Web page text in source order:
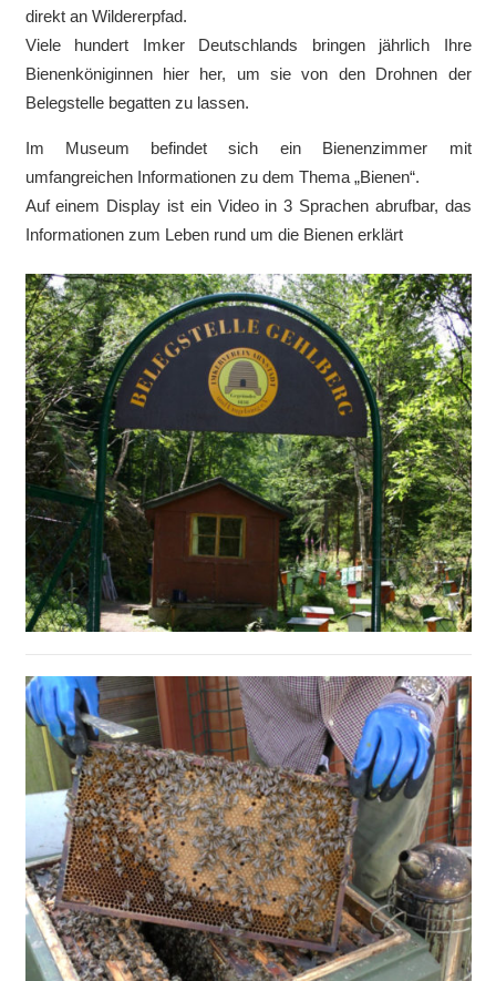
direkt an Wildererpfad.
Viele hundert Imker Deutschlands bringen jährlich Ihre
Bienenköniginnen hier her, um sie von den Drohnen der
Belegstelle begatten zu lassen.
Im Museum befindet sich ein Bienenzimmer mit
umfangreichen Informationen zu dem Thema „Bienen“.
Auf einem Display ist ein Video in 3 Sprachenabrufbar, das
Informationen zum Leben rund um die Bienen erklärt